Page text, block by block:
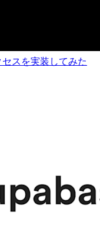
スを実装してみた